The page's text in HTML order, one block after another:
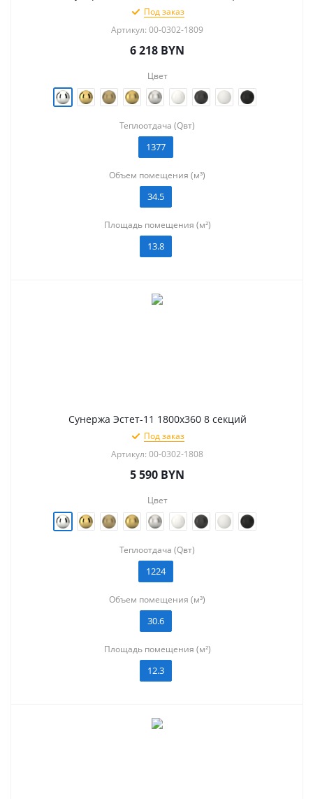
Под заказ
Артикул: 00-0302-1809
6 218 BYN
Цвет
Теплоотдача (Qвт)
1377
Объем помещения (м³)
34.5
Площадь помещения (м²)
13.8
Сунержа Эстет-11 1800х360 8 секций
Под заказ
Артикул: 00-0302-1808
5 590 BYN
Цвет
Теплоотдача (Qвт)
1224
Объем помещения (м³)
30.6
Площадь помещения (м²)
12.3